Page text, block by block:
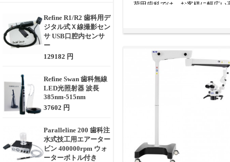
Refine R1/R2 歯科用デ
ジタル式Ｘ線撮影セン
サ USB口腔内センサ
ー
129182 円
Refine Swan 歯科無線
LED光照射器 波長
385nm-515nm
37602 円
Paralleline 200 歯科注
水式技工用エアーター
ビン 400000rpm ウォ
ーターボトル付き
荷田歯科では、お客様に幅広
正確な結果を提供します。